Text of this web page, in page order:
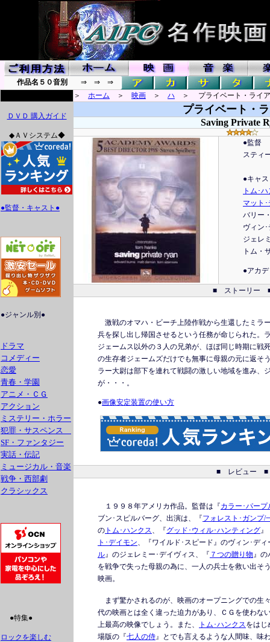
作品名５０音別
⇒ ⇒ ⇒
＞ ホーム ＞ 映画 ＞ ハ ＞ プライベート・ライ
ＤＶＤ 購入ガイド
◆ＡＶシステム◆
●監督・キャスト●
●ジャンル別●
ドラマ
コメディー
恋愛
青春・学園
アニメ・ＣＧ
アクション
ミステリー・ホラー
犯罪・サスペンス
SF・ファンタジー
実話・伝記
ミュージカル・音楽
戦争・西部劇
クラシックス
●特集●
ロックを楽しむ
プライベート・
Saving Private
●監督
スティ
●キャ
トム･
マット
バリー
ヴィン
ジェレ
トム・
●アカ
■ ストーリー
激戦のオマハ・ビーチ上陸作戦から生還したミラ
兵を探し出し帰国させるという任務が命じられた。
ジェームス以外の３人の兄弟が、ほぼ同じ時期に戦
の生存者ジェームズだけでも無事に母親の元に返そ
ラー大尉は部下を連れて戦闘の激しい地域を進み、
が・・・。
●画像安定装置の使い方
■ レビュー ■
１９９８年アメリカ作品。監督は『カラー･パープ
ブン･スピルバーグ、出演は、『フォレスト･ガンプ/
の トム･ハンクス、『グッド･ウィル･ハンティング』
ト･デイモン、『ワイルド･スピード』のヴィン･ディ
ル』のジェレミー･デイヴィス、『 ７つの贈り物』の
を戦争で失った母親の為に、一人の兵士を救い出そ
映画。
まず驚かされるのが、映画のオープニングでの生
代の映画とは全く違った迫力があり、ＣＧを使わな
上最高の映像でしょう。また、
トム･ハンクスをはじ
場版の『七人の侍』とでも言えるような人間味、味